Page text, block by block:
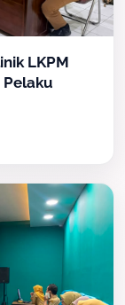
LKPM
Pelaku